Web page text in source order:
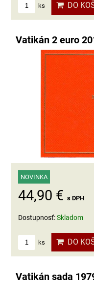
ks DO
Vatikán 2 euro
NOVINKA
44,90 € s DPH
Dostupnosť:Skladom
ks DO
Vatikán sada